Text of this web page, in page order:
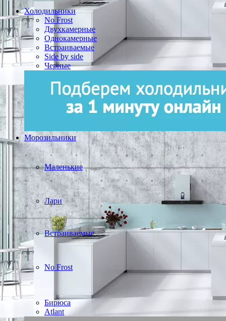
Холодильники
No Frost
Двухкамерные
Однокамерные
Встраиваемые
Side by side
Черные
Морозильники
Маленькие
Лари
Встраиваемые
No Frost
Бирюса
Atlant